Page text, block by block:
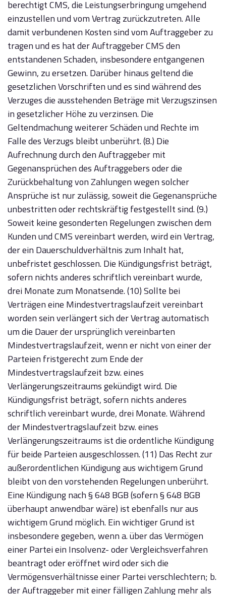
berechtigt CMS, die Leistungserbringung umgehend
einzustellen und vom Vertrag zurückzutreten. Alle
damit verbundenen Kosten sind vom Auftraggeber zu
tragen und es hat der Auftraggeber CMS den
entstandenen Schaden, insbesondere entgangenen
Gewinn, zu ersetzen. Darüber hinaus geltend die
gesetzlichen Vorschriften und es sind während des
Verzuges die ausstehenden Beträge mit Verzugszinsen
in gesetzlicher Höhe zu verzinsen. Die
Geltendmachung weiterer Schäden und Rechte im
Falle des Verzugs bleibt unberührt. (8.) Die
Aufrechnung durch den Auftraggeber mit
Gegenansprüchen des Auftraggebers oder die
Zurückbehaltung von Zahlungen wegen solcher
Ansprüche ist nur zulässig, soweit die Gegenansprüche
unbestritten oder rechtskräftig festgestellt sind. (9.)
Soweit keine gesonderten Regelungen zwischen dem
Kunden und CMS vereinbart werden, wird ein Vertrag,
der ein Dauerschuldverhältnis zum Inhalt hat,
unbefristet geschlossen. Die Kündigungsfrist beträgt,
sofern nichts anderes schriftlich vereinbart wurde,
drei Monate zum Monatsende. (10) Sollte bei
Verträgen eine Mindestvertragslaufzeit vereinbart
worden sein verlängert sich der Vertrag automatisch
um die Dauer der ursprünglich vereinbarten
Mindestvertragslaufzeit, wenn er nicht von einer der
Parteien fristgerecht zum Ende der
Mindestvertragslaufzeit bzw. eines
Verlängerungszeitraums gekündigt wird. Die
Kündigungsfrist beträgt, sofern nichts anderes
schriftlich vereinbart wurde, drei Monate. Während
der Mindestvertragslaufzeit bzw. eines
Verlängerungszeitraums ist die ordentliche Kündigung
für beide Parteien ausgeschlossen. (11) Das Recht zur
außerordentlichen Kündigung aus wichtigem Grund
bleibt von den vorstehenden Regelungen unberührt.
Eine Kündigung nach § 648 BGB (sofern § 648 BGB
überhaupt anwendbar wäre) ist ebenfalls nur aus
wichtigem Grund möglich. Ein wichtiger Grund ist
insbesondere gegeben, wenn a. über das Vermögen
einer Partei ein Insolvenz- oder Vergleichsverfahren
beantragt oder eröffnet wird oder sich die
Vermögensverhältnisse einer Partei verschlechtern; b.
der Auftraggeber mit einer fälligen Zahlung mehr als